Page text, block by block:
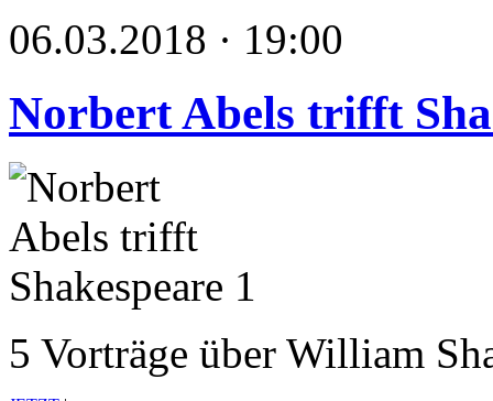
06.03.2018 · 19:00
Norbert Abels trifft
5 Vorträge über William